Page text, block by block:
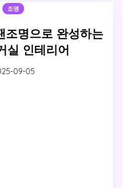
조명
조명으로 완성하는
실 인테리어
09-05